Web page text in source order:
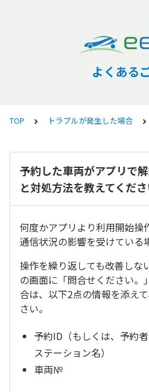
よくある
TOP トラブルが発生した場合
予約した車両がアプリで
と対処方法を教えてくださ
何度かアプリより利用開始操
通信状況の影響を受けている
操作を繰り返しても改善しな
の画面に「問合せください。
合は、以下2点の情報を添え
さい。
予約ID（もしくは、予約
ステーション名）
車両№